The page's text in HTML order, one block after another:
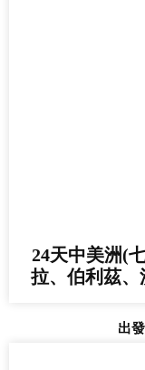
24天中美洲(
拉、伯利茲
出